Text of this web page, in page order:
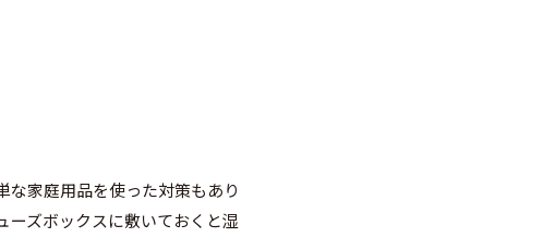
家庭用品を使った対策もあり
ーズボックスに敷いておくと湿